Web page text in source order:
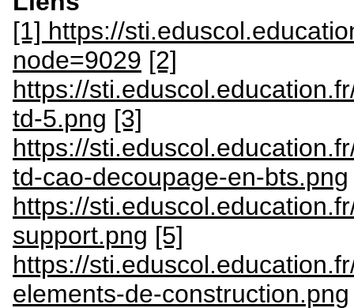
[1] https://
node=9029 [2]
https://
td-5.png [3]
https://
td-cao-decoupage-en-bts.png
https://
support.png [5]
https://
elements-de-construction.png